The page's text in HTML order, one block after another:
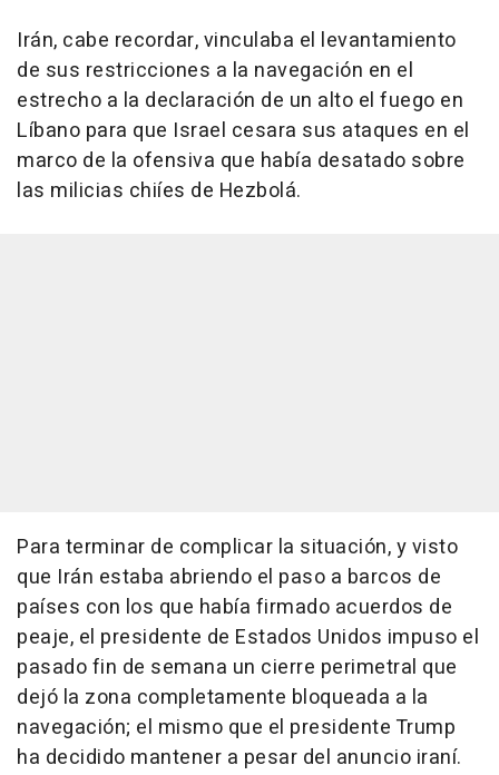
Irán, cabe recordar, vinculaba el levantamiento
de sus restricciones a la navegación en el
estrecho a la declaración de un alto el fuego en
Líbano para que Israel cesara sus ataques en el
marco de la ofensiva que había desatado sobre
las milicias chiíes de Hezbolá.
Para terminar de complicar la situación, y visto
que Irán estaba abriendo el paso a barcos de
países con los que había firmado acuerdos de
peaje, el presidente de Estados Unidos impuso el
pasado fin de semana un cierre perimetral que
dejó la zona completamente bloqueada a la
navegación; el mismo que el presidente Trump
ha decidido mantener a pesar del anuncio iraní.